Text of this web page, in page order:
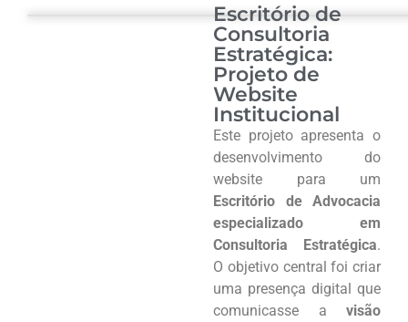
Escritório de
Consultoria
Estratégica:
Projeto de
Website
Institucional
Este projeto apresenta o
desenvolvimento do
website para um
Escritório de Advocacia
especializado em
Consultoria Estratégica.
O objetivo central foi criar
uma presença digital que
comunicasse a visão